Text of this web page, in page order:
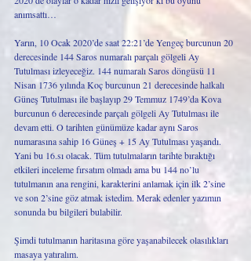
anımsattı…
Yarın, 10 Ocak 2020’de saat 22:21’de Yengeç burcunun 20
derecesinde 144 Saros numaralı parçalı gölgeli Ay
Tutulması izleyeceğiz. 144 numaralı Saros döngüsü 11
Nisan 1736 yılında Koç burcunun 21 derecesinde halkalı
Güneş Tutulması ile başlayıp 29 Temmuz 1749’da Kova
burcunun 6 derecesinde parçalı gölgeli Ay Tutulması ile
devam etti. O tarihten günümüze kadar aynı Saros
numarasına sahip 16 Güneş + 15 Ay Tutulması yaşandı.
Yani bu 16.sı olacak. Tüm tutulmaların tarihte bıraktığı
etkileri inceleme fırsatım olmadı ama bu 144 no’lu
tutulmanın ana rengini, karakterini anlamak için ilk 2’sine
ve son 2’sine göz atmak istedim. Merak edenler yazımın
sonunda bu bilgileri bulabilir.
Şimdi tutulmanın haritasına göre yaşanabilecek olasılıkları
masaya yatıralım.